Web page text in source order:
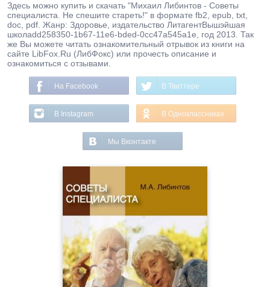
Здесь можно купить и скачать "Михаил Либинтов - Советы
специалиста. Не спешите стареть!" в формате fb2, epub, txt,
doc, pdf. Жанр: Здоровье, издательство ЛитагентВышэйшая
школаdd258350-1b67-11e6-bded-0cc47a545a1e, год 2013. Так
же Вы можете читать ознакомительный отрывок из книги на
сайте LibFox.Ru (ЛибФокс) или прочесть описание и
ознакомиться с отзывами.
На Facebook В Твиттере
В Instagram В Одноклассниках
Мы Вконтакте